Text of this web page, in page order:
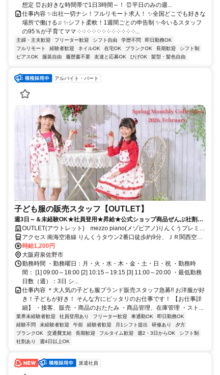
想定 ⏰お好きな時間帯で1日3時間～！ ⏰平日のみの週...
仕事内容 ✨出社一切ナシ！フルリモート求人！ ✨全国どこでも好きな
場所で働ける♫ ✨シフト柔軟！1週間ごとの申告制 ✨今いるスタッフ
の95％が子育てママ ༶ ༶ ༶ ༶ ༶ ༶ ༶ ༶ ༶ ༶ ༶ ༶...
主婦・主夫歓迎 フリーター歓迎 シフト自由 学歴不問
即日勤務OK
フルリモート
経験者歓迎 ネイルOK 在宅OK ブランクOK 長期歓迎
シフト制
ピアスOK
服装自由 履歴書不要 友達と応募OK ひげOK 髪型・髪色自由
アルバイト・パート
子ども服の販売スタッフ【OUTLET】
週3日～＆未経験OK★社員登用★昇給★公式ショップ商品ぜんぶ社割
OK【子ども系の仕事経験が活かせる】
OUTLET(アウトレット) mezzo piano(メゾピアノ)りんくうプレミア
ム・アウトレット店
アクセス 南海空港線 りんくうタウン2番口徒歩約9分、ＪＲ関西空港
線 りんくうタウン2番口徒歩約9分
時給1,200円
大阪府泉佐野市
勤務時間 ・勤務曜日：月・火・水・木・金・土・日・祝 ・勤務時
間： [1] 09:00～18:00 [2] 10:15～19:15 [3] 11:00～20:00 ・最低勤務
日数（週）：3日 シ...
仕事内容 ＊大人気の子ども服ブランド販売スタッフ急募!! お洋服が好
き！子どもが好き！ そんな方にピッタリのお仕事です！ 【お仕事詳
細】 ・接客、販売 ・商品のおたたみ ・商品管理、在庫管理 ・スト...
業界未経験者歓迎 社員登用あり フリーター歓迎 車通勤OK
即日勤務OK
経験不問
未経験者歓迎 午前 経験者歓迎 月1シフト提出 研修あり
夕方
ブランクOK
交通費支給 長期歓迎 フルタイム歓迎 週2・3日からOK
シフト制
社割あり
週4日以上OK
派遣社員